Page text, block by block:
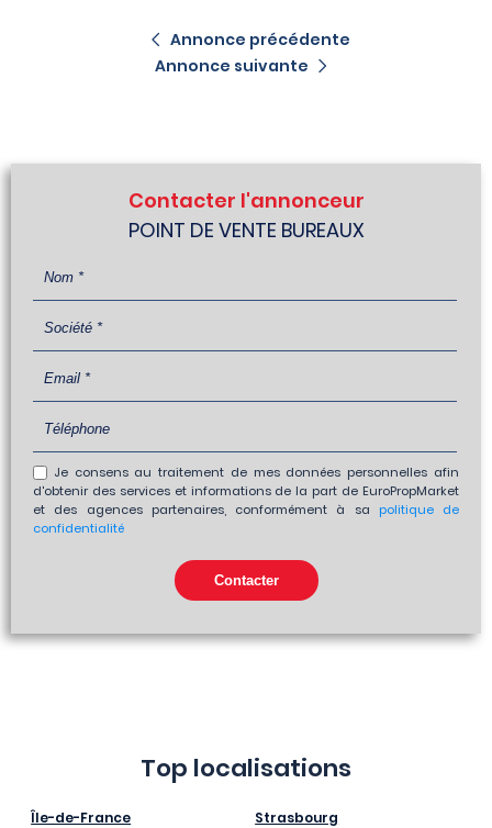
Annonce précédente
Annonce suivante
Contacter l'annonceur
POINT DE VENTE BUREAUX
Je consens au traitement de mes données personnelles afin
d'obtenir des services et informations de la part de EuroPropMarket
et des agences partenaires, conformément à sa politique de
confidentialité
Top localisations
Île-de-France
Strasbourg